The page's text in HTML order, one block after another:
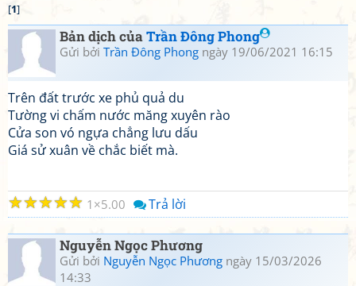
[1]
Bản dịch củaTrần Đông Phong
Gửi bởi Trần Đông Phong ngày 19/06/2021 16:15
Trên đất trước xe phủ quả du
Tường vi chấm nước măng xuyên rào
Cửa son vó ngựa chẳng lưu dấu
Giá sử xuân về chắc biết mà.
☆
☆
☆
☆
☆ 1 5.00 Trả lời
Nguyễn Ngọc Phương
Gửi bởi Nguyễn Ngọc Phương ngày 15/03/2026
14:33